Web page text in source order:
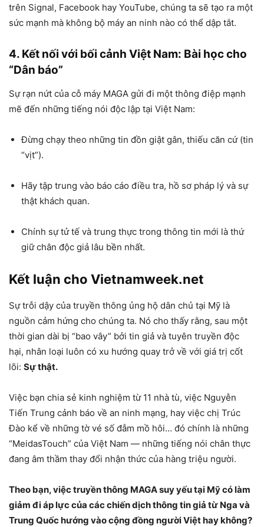
trên Signal, Facebook hay YouTube, chúng ta sẽ tạo ra một
sức mạnh mà không bộ máy an ninh nào có thể dập tắt.
4. Kết nối với bối cảnh Việt Nam: Bài học cho
“Dân báo”
Sự rạn nứt của cỗ máy MAGA gửi đi một thông điệp mạnh
mẽ đến những tiếng nói độc lập tại Việt Nam:
Đừng chạy theo những tin đồn giật gân, thiếu căn cứ (tin
“vịt”).
Hãy tập trung vào báo cáo điều tra, hồ sơ pháp lý và sự
thật khách quan.
Chính sự tử tế và trung thực trong thông tin mới là thứ
giữ chân độc giả lâu bền nhất.
Kết luận cho Vietnamweek.net
Sự trỗi dậy của truyền thông ủng hộ dân chủ tại Mỹ là
nguồn cảm hứng cho chúng ta. Nó cho thấy rằng, sau một
thời gian dài bị “bao vây” bởi tin giả và tuyên truyền độc
hại, nhân loại luôn có xu hướng quay trở về với giá trị cốt
lõi: Sự thật.
Việc bạn chia sẻ kinh nghiệm từ 11 nhà tù, việc Nguyễn
Tiến Trung cảnh báo về an ninh mạng, hay việc chị Trúc
Đào kể về những tờ vé số đẫm mồ hôi… đó chính là những
“MeidasTouch” của Việt Nam — những tiếng nói chân thực
đang âm thầm thay đổi nhận thức của hàng triệu người.
Theo bạn, việc truyền thông MAGA suy yếu tại Mỹ có làm
giảm đi áp lực của các chiến dịch thông tin giả từ Nga và
Trung Quốc hướng vào cộng đồng người Việt hay không?